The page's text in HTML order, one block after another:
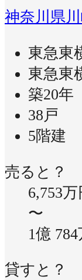
神奈川県
東急東
東急東
築20年
38戸
5階建
売ると？
6,753万
〜
1億 784
貸すと？